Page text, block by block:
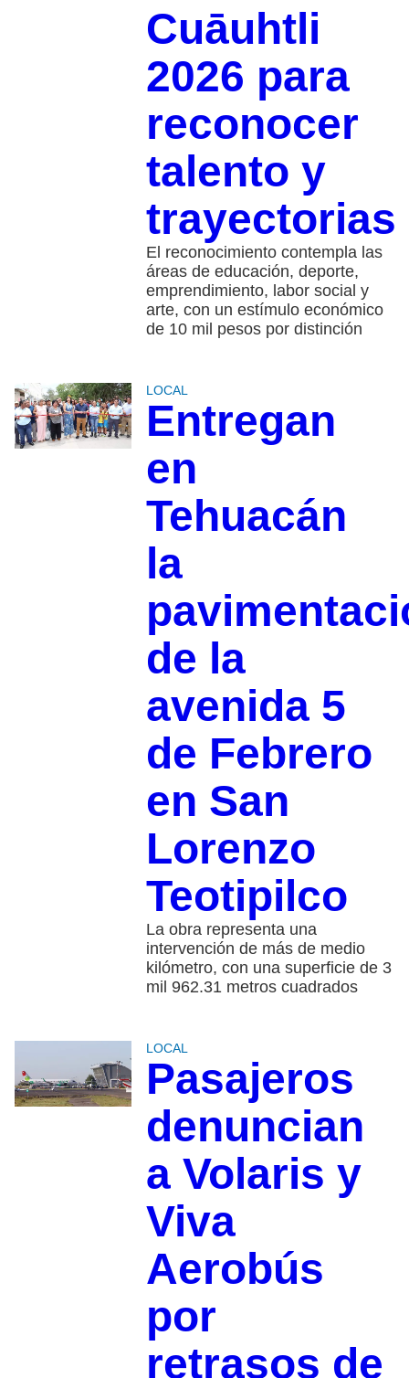
Cuāuhtli
2026 para
reconocer
talento y
trayectorias
El reconocimiento contempla las
áreas de educación, deporte,
emprendimiento, labor social y
arte, con un estímulo económico
de 10 mil pesos por distinción
LOCAL
Entregan
en
Tehuacán
la
de la
avenida 5
de Febrero
en San
Lorenzo
Teotipilco
La obra representa una
intervención de más de medio
kilómetro, con una superficie de 3
mil 962.31 metros cuadrados
LOCAL
Pasajeros
denuncian
a Volaris y
Viva
Aerobús
por
retrasos de